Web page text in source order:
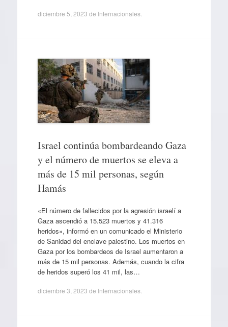
diciembre 5, 2023 de Internacionales.
Israel continúa bombardeando Gaza
y el número de muertos se eleva a
más de 15 mil personas, según
Hamás
«El número de fallecidos por la agresión israelí a
Gaza ascendió a 15.523 muertos y 41.316
heridos», informó en un comunicado el Ministerio
de Sanidad del enclave palestino. Los muertos en
Gaza por los bombardeos de Israel aumentaron a
más de 15 mil personas. Además, cuando la cifra
de heridos superó los 41 mil, las…
diciembre 3, 2023 de Internacionales.